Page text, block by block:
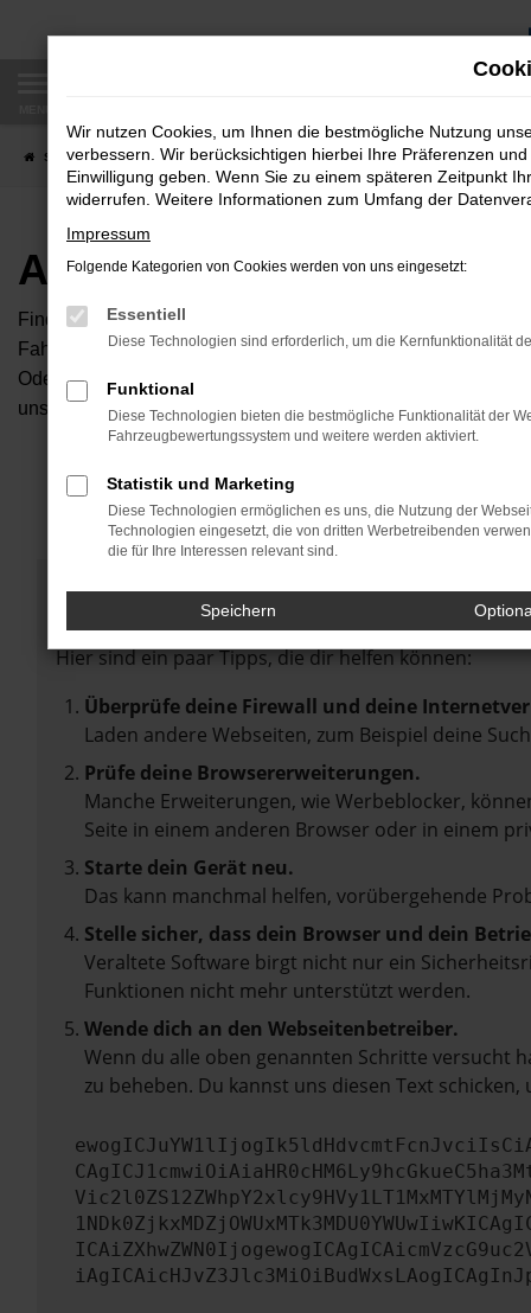
Zum
Startseite Fahrzeugangebote Autobörse
Autobörse
Finden Sie Ihren neuen Traumwagen bei uns. Dafür haben
Fahrzeuge an, die bei uns auf dem Hof stehen. Dann
Oder Sie klicken auf den Button Autobörse und Sie haben
unserem Händlernetzwerk. Diese Fahrzeuge können wir
Fehler: Network Error
Beim Laden ist ein Fehler aufgetreten.
Hier sind ein paar Tipps, die dir helfen können:
Überprüfe deine Firewall und deine
Laden andere Webseiten, zum Beispiel deine
Prüfe deine Browsererweiterungen.
Manche Erweiterungen, wie Werbeblocker,
Seite in einem anderen Browser oder in einem
Starte dein Gerät neu.
Das kann manchmal helfen, vorübergehende
Stelle sicher, dass dein Browser und dein
Veraltete Software birgt nicht nur ein
Funktionen nicht mehr unterstützt werden.
Wende dich an den Webseitenbetreiber.
Wenn du alle oben genannten Schritte versucht
zu beheben. Du kannst uns diesen Text
Wir nutzen Cookies, um Ihnen die bestmögliche Nutzung
verbessern. Wir berücksichtigen hierbei Ihre Präferenzen
Einwilligung geben. Wenn Sie zu einem späteren Zeitpunkt
widerrufen. Weitere Informationen zum Umfang der
Impressum
Folgende Kategorien von Cookies werden von uns eingesetzt:
Essentiell
Diese Technologien sind erforderlich, um die Kernfunktionalität
Funktional
Diese Technologien bieten die bestmögliche Funktionalität der
Fahrzeugbewertungssystem und weitere werden aktiviert.
Statistik und Marketing
Diese Technologien ermöglichen es uns, die Nutzung der
Technologien eingesetzt, die von dritten Werbetreibenden
die für Ihre Interessen relevant sind.
Speichern